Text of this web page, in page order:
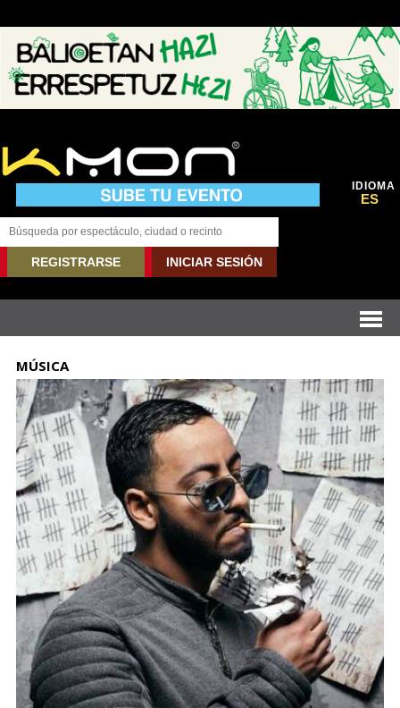
IDIOMA
ES
REGISTRARSE INICIAR SESIÓN
MÚSICA